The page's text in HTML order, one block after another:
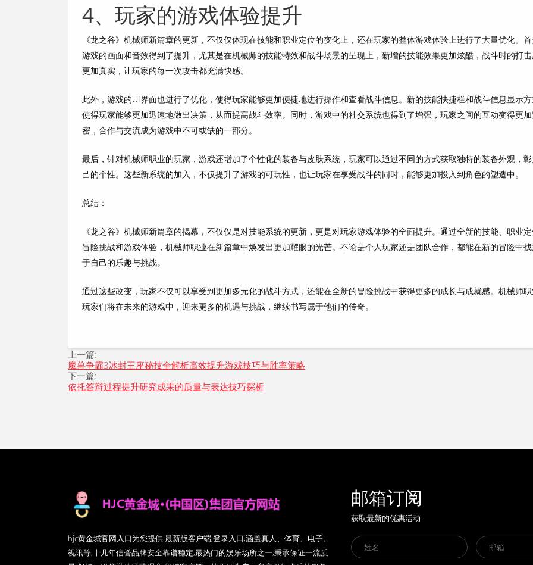
4、玩家的游戏体验提升
《龙之谷》机械师新篇章的更新，不仅仅体现在技能和职业定位的变化上，还在玩家的整体游戏体验上进行了大量优化。首
游戏的画面和音效得到了提升，尤其是在机械师的技能特效和战斗场景的呈现上，新增的技能效果更加炫酷，战斗时的打
更加真实，让玩家的每一次攻击都充满快感。
此外，游戏的UI界面也进行了优化，使得玩家能够更加便捷地进行操作和查看战斗信息。新的技能快捷栏和战斗信息显示方
使得玩家能够更加迅速地做出决策，从而提高战斗效率。同时，游戏中的社交系统也得到了增强，玩家之间的互动变得更
密，合作与交流成为游戏中不可或缺的一部分。
最后，针对机械师职业的玩家，游戏还增加了个性化的装备与皮肤系统，玩家可以通过不同的方式获取独特的装备外观，彰
己的个性。这些新系统的加入，不仅提升了游戏的可玩性，也让玩家在享受战斗的同时，能够更加投入到角色的塑造中。
总结：
《龙之谷》机械师新篇章的揭幕，不仅仅是对技能系统的更新，更是对玩家游戏体验的全面提升。通过全新的技能、职业定
冒险挑战和游戏体验，机械师职业在新篇章中焕发出更加耀眼的光芒。不论是个人玩家还是团队合作，都能在新的冒险中
于自己的乐趣与挑战。
通过这些改变，玩家不仅可以享受到更加多元化的战斗方式，还能在全新的冒险挑战中获得更多的成长与成就感。机械师
玩家们将在未来的游戏中，迎来更多的机遇与挑战，继续书写属于他们的传奇。
上一篇:
魔兽争霸3冰封王座秘技全解析高效提升游戏技巧与胜率策略
下一篇:
依托答辩过程提升研究成果的质量与表达技巧探析
hjc黄金城官网入口为您提供:最新版客户端,登录入口,涵盖真人、体育、电子、
视讯等,十几年信誉品牌安全靠谱稳定,最热门的娱乐场所之一,秉承保证一流质
邮箱订阅
获取最新的优惠活动